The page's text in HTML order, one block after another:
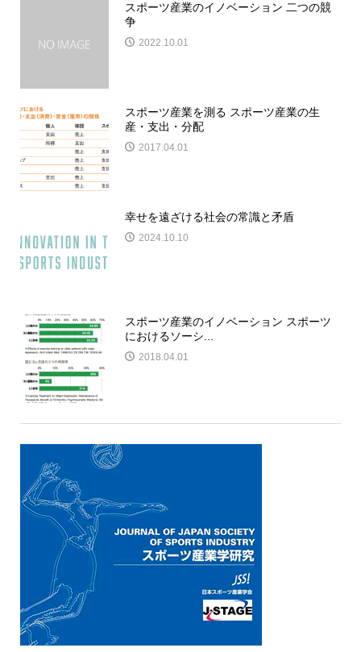
スポーツ産業のイノベーション 二つの競
争
2022.10.01
スポーツ産業を測る スポーツ産業の生
産・支出・分配
2017.04.01
幸せを遠ざける社会の常識と矛盾
2024.10.10
スポーツ産業のイノベーション スポーツ
におけるソーシ...
2018.04.01